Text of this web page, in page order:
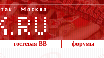
гостевая ВВ форумы